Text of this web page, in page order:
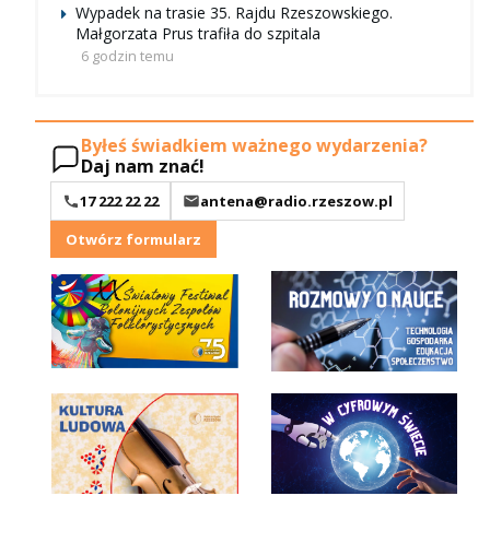
Wypadek na trasie 35. Rajdu Rzeszowskiego.
Małgorzata Prus trafiła do szpitala
6 godzin temu
Byłeś świadkiem ważnego wydarzenia?
Daj nam znać!
17 222 22 22
antena@radio.rzeszow.pl
Otwórz formularz